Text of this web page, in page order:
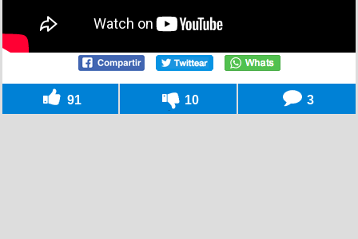
91 10 3